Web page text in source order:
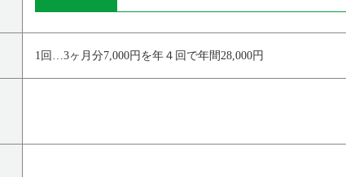
1回…3ヶ月分7,000円を年４回で年間28,000円